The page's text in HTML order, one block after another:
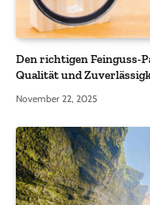
Den richtigen Feinguss-
Qualität und
November 22, 2025